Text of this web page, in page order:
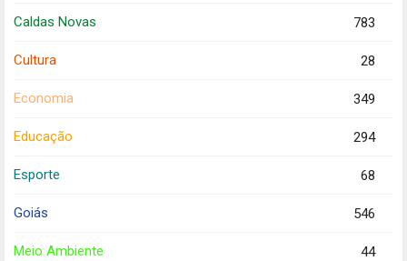
Caldas Novas 783
Cultura 28
Economia 349
Educação 294
Esporte 68
Goiás 546
Meio Ambiente 44